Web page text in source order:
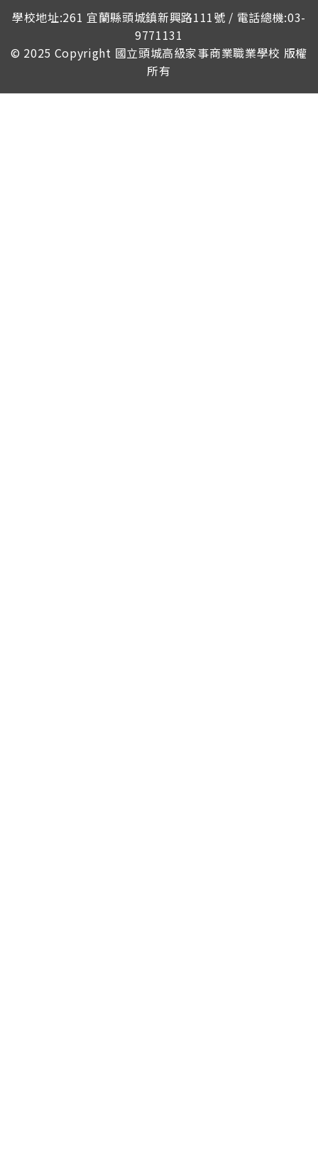
學校地址:261 宜蘭縣頭城鎮新興路111號 / 電話總機:03-
9771131
© 2025 Copyright 國立頭城高級家事商業職業學校 版權
所有